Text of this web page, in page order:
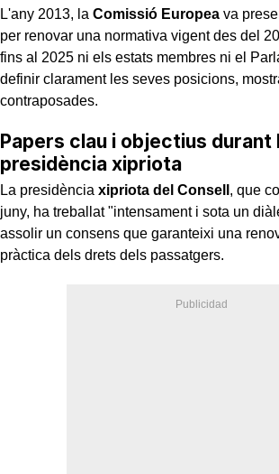
L'any 2013, la Comissió Europea va
per renovar una normativa vigent des del
fins al 2025 ni els estats membres ni el
definir clarament les seves posicions,
contraposades.
Papers clau i objectius durant
presidència xipriota
La presidència xipriota del Consell , que
juny, ha treballat "intensament i sota un
assolir un consens que garanteixi una
pràctica dels drets dels passatgers.